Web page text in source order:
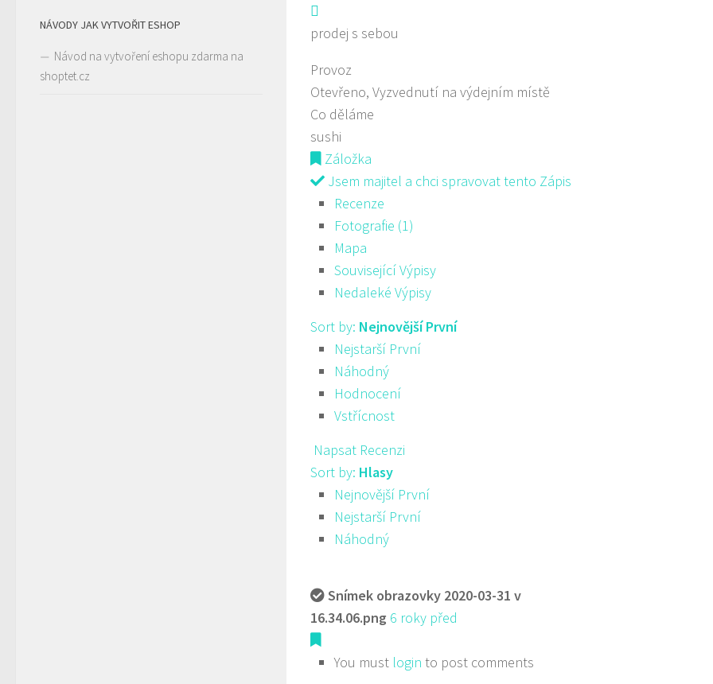
prodej s sebou
Provoz
Otevřeno, Vyzvednutí na výdejním místě
Co děláme
sushi
Záložka
Jsem majitel a chci spravovat tento Zápis
Recenze
Fotografie (1)
Mapa
Související Výpisy
Nedaleké Výpisy
Sort by: Nejnovější První
Nejstarší První
Náhodný
Hodnocení
Vstřícnost
Napsat Recenzi
Sort by: Hlasy
Nejnovější První
Nejstarší První
Náhodný
Snímek obrazovky 2020-03-31 v
16.34.06.png 6 roky před
You must login to post comments
NÁVODY JAK VYTVOŘIT ESHOP
Návod na vytvoření eshopu zdarma na
shoptet.cz